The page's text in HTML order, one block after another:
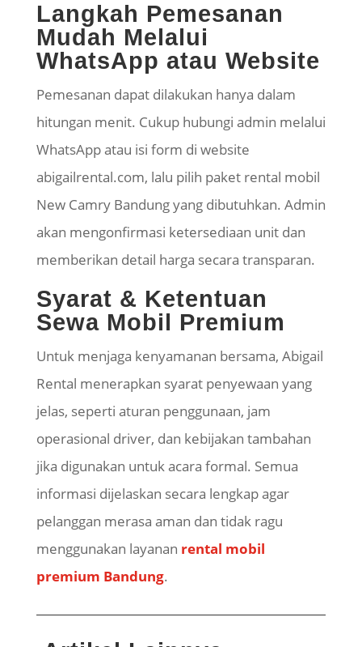
Langkah Pemesanan
Mudah Melalui
WhatsApp atau Website
Pemesanan dapat dilakukan hanya dalam
hitungan menit. Cukup hubungi admin melalui
WhatsApp atau isi form di website
abigailrental.com, lalu pilih paket rental mobil
New Camry Bandung yang dibutuhkan. Admin
akan mengonfirmasi ketersediaan unit dan
memberikan detail harga secara transparan.
Syarat & Ketentuan
Sewa Mobil Premium
Untuk menjaga kenyamanan bersama, Abigail
Rental menerapkan syarat penyewaan yang
jelas, seperti aturan penggunaan, jam
operasional driver, dan kebijakan tambahan
jika digunakan untuk acara formal. Semua
informasi dijelaskan secara lengkap agar
pelanggan merasa aman dan tidak ragu
menggunakan layanan rental mobil
premium Bandung.